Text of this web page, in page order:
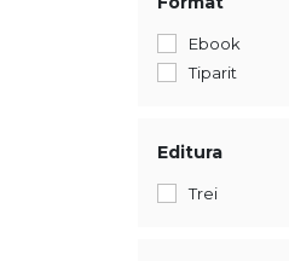
Ebook
Tiparit
Editura
Trei